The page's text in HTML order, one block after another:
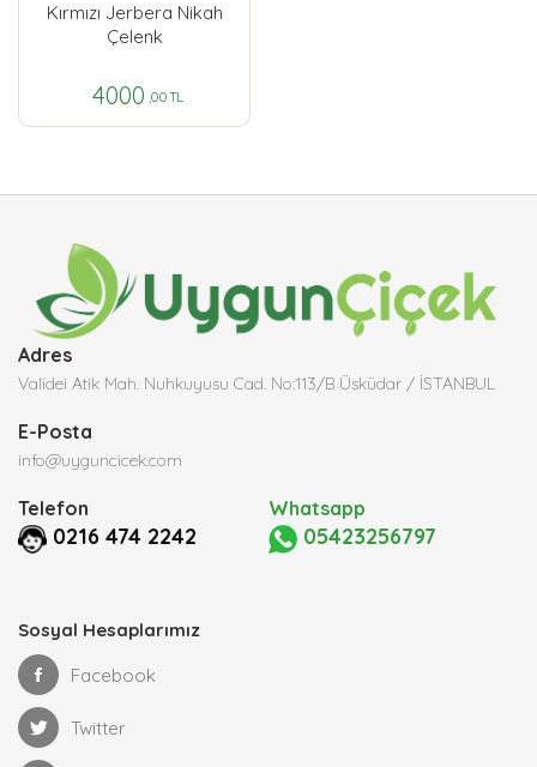
Kırmızı Jerbera Nikah
Çelenk
4000 ,00 TL
Adres
Validei Atik Mah. Nuhkuyusu Cad. No:113/B Üsküdar / İSTANBUL
E-Posta
info@uyguncicek.com
Telefon
0216 474 2242
Whatsapp
05423256797
Sosyal Hesaplarımız
Facebook
Twitter